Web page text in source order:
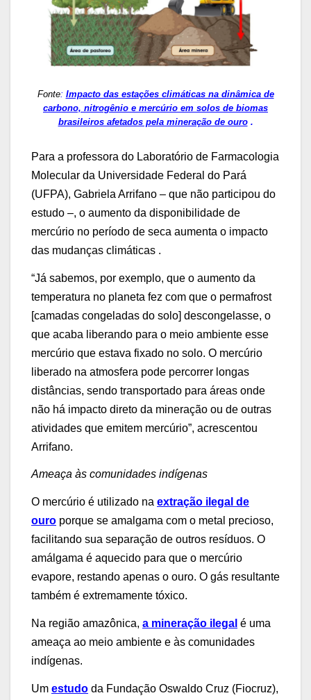
Fonte: Impacto das estações climáticas na dinâmica de
carbono, nitrogênio e mercúrio em solos de biomas
brasileiros afetados pela mineração de ouro.
Para a professora do Laboratório de Farmacologia
Molecular da Universidade Federal do Pará
(UFPA), Gabriela Arrifano – que não participou do
estudo –, o aumento da disponibilidade de
mercúrio no período de seca aumenta o impacto
das mudanças climáticas .
“Já sabemos, por exemplo, que o aumento da
temperatura no planeta fez com que o permafrost
[camadas congeladas do solo] descongelasse, o
que acaba liberando para o meio ambiente esse
mercúrio que estava fixado no solo. O mercúrio
liberado na atmosfera pode percorrer longas
distâncias, sendo transportado para áreas onde
não há impacto direto da mineração ou de outras
atividades que emitem mercúrio”, acrescentou
Arrifano.
Ameaça às comunidades indígenas
O mercúrio é utilizado na extração ilegal de
ouro porque se amalgama com o metal precioso,
facilitando sua separação de outros resíduos. O
amálgama é aquecido para que o mercúrio
evapore, restando apenas o ouro. O gás resultante
também é extremamente tóxico.
Na região amazônica, a mineração ilegal é uma
ameaça ao meio ambiente e às comunidades
indígenas.
Um estudo da Fundação Oswaldo Cruz (Fiocruz),